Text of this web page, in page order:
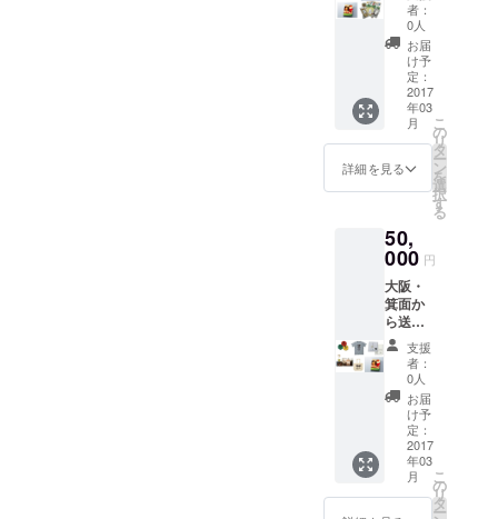
グラム
として
焙煎さ
れた
コー
ヒー豆
です。
※写真は
イメー
ジで
す。
んネッ
トワー
ク加盟
団体の
商品】
熊本や
東北の
物産
面で使
えるカ
用チ
ケット
などな
ど。 な
にが届
くかは
お楽し
み！ ※
写真は
イメー
ジで
す。
ターン品をお返
しする3月に採れ
たての新鮮なお
野菜（有機野
菜、無農薬野
菜）を厳選して
お送りします。
※写真は作成中！
ある
様々な
方が集
う作業
所「た
んぽぽ
ハウ
ス」
（http://
www13.
plala.or.
jp/tanpo
po-
imacoc
o/）で
作られ
ている
商品の
なかか
ら、詰
め合わ
せでお
送りし
ます。
【香心
ポーク
無添加
ギフ
者：
0人
お届
け予
定：
2017
年03
月
詳細を見る
こ
の
リ
タ
ー
ン
を
選
択
す
る
50,
000 円
大阪・
箕面か
ら送ら
せてい
ただき
ます。
費用、
発送は
熊本お
うえん
ネット
ワーク
（大
支援
者：
0人
お届
け予
定：
2017
年03
月
こ
の
リ
タ
ー